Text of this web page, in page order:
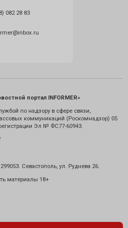
082 28 83
портал INFORMER»
по надзору в сфере связи,
коммуникаций (Роскомнадзор) 05
Эл № ФС77-60943.
Севастополь, ул. Руднева 26.
материалы 18+